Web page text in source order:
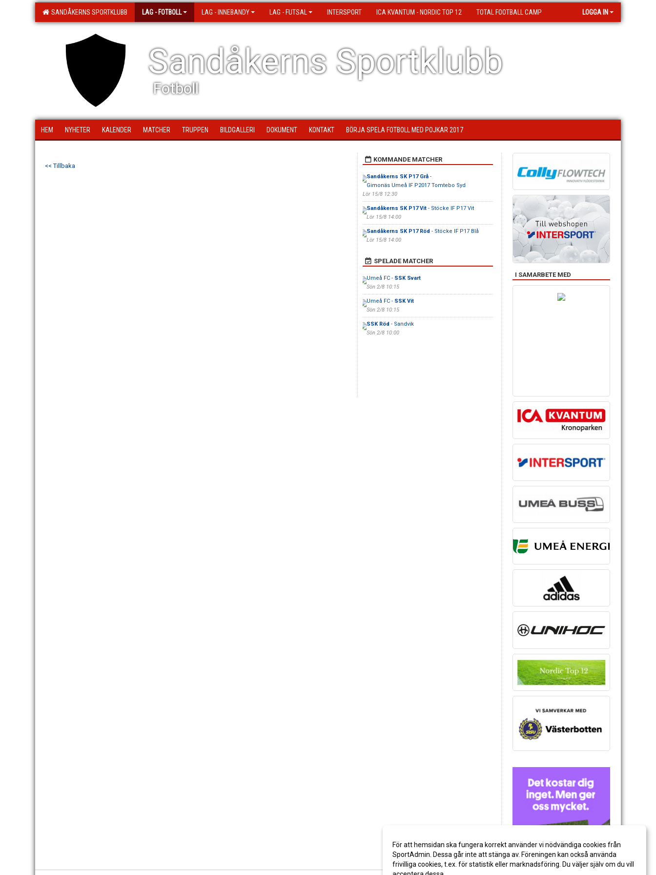
SANDÅKERNS SPORTKLUBB LAG - FOTBOLL LAG - INNEBANDY LAG - FUTSAL INTERSPORT ICA KVANTUM - NORDIC TOP 12 TOTAL FOOTBALL CAMP LOGGA IN
Sandåkerns Sportklubb
Fotboll
HEM NYHETER KALENDER MATCHER TRUPPEN BILDGALLERI DOKUMENT KONTAKT BÖRJA SPELA FOTBOLL MED POJKAR 2017
<< Tillbaka
KOMMANDE MATCHER
Sandåkerns SK P17 Grå-
Gimonäs Umeå IF P2017 Tomtebo Syd
Lör 15/8 12:30
Sandåkerns SK P17 Vit- Stöcke IF P17 Vit
Lör 15/8 14:00
Sandåkerns SK P17 Röd - Stöcke IF P17 Blå
Lör 15/8 14:00
SPELADE MATCHER
Umeå FC - SSK Svart
Sön 2/8 10:15
Umeå FC - SSK Vit
Sön 2/8 10:15
SSK Röd - Sandvik
Sön 2/8 10:00
I SAMARBETE MED
För att hemsidan ska fungera korrekt använder vi nödvändiga cookies från
SportAdmin. Dessa går inte att stänga av. Föreningen kan också använda
frivilliga cookies, t.ex. för statistik eller marknadsföring. Du väljer själv om du vill